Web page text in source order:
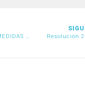
COVID-19 – MEDIDAS ECONÓMICAS PARA EMPRESAS Resolución